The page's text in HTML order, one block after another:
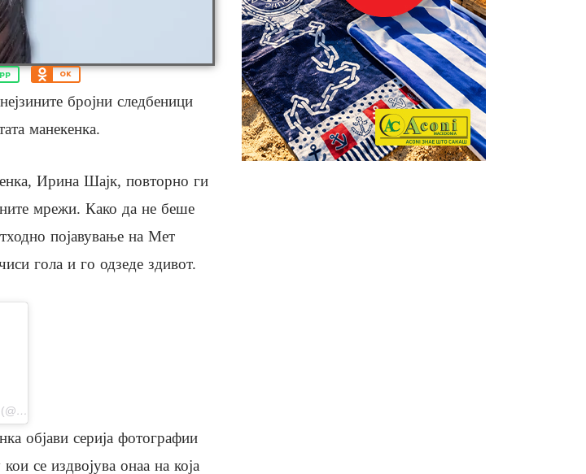
OK
бројни следбеници
манекенка.
Ирина Шајк, повторно ги
мрежи. Како да не беше
појавување на Мет
гола и го одзеде здивот.
A post shared by irina shayk (@irinashayk)
објави серија фотографии
се издвојува онаа на која